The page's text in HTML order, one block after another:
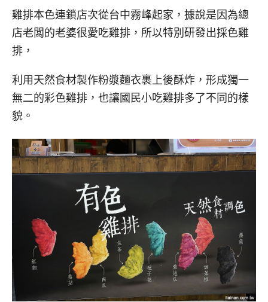
雞排本色連鎖店次從台中霧峰起家，據說是因為總
店老闆的老婆很愛吃雞排，所以特別研發出採色雞
排，
利用天然食材製作粉漿麵衣裹上後酥炸，形成獨一
無二的彩色雞排，也讓國民小吃雞排多了不同的樣
貌。